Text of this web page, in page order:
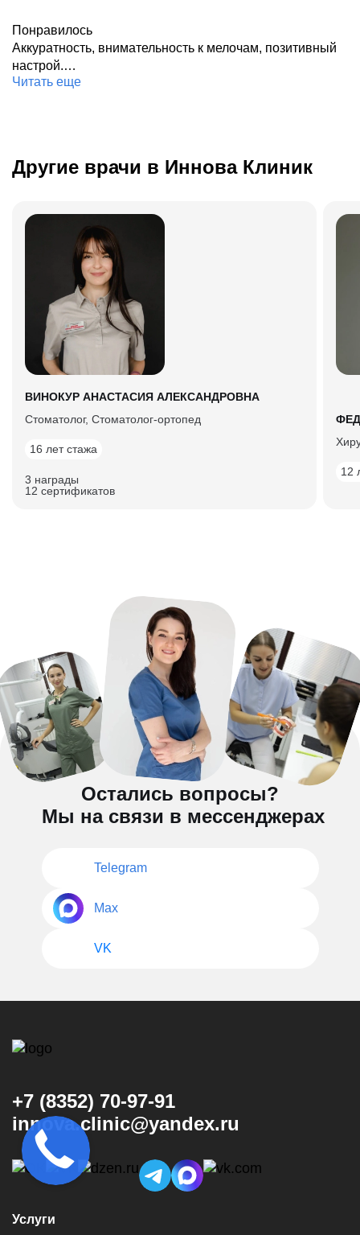
Понравилось
Аккуратность, внимательность к мелочам, позитивный
настрой.
Читать еще
Другие врачи в Иннова Клиник
16 лет стажа
3 награды
12 сертификатов
ВИНОКУР АНАСТАСИЯ АЛЕКСАНДРОВНА
Стоматолог, Cтоматолог-ортопед
12
Остались вопросы?
Мы на связи в мессенджерах
Telegram
Max
VK
+7 (8352) 70-97-91
innova.clinic@yandex.ru
Услуги